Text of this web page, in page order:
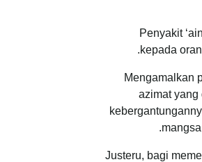
Penyakit
kepada
Mengamalkan
azimat yang
Justeru, bagi